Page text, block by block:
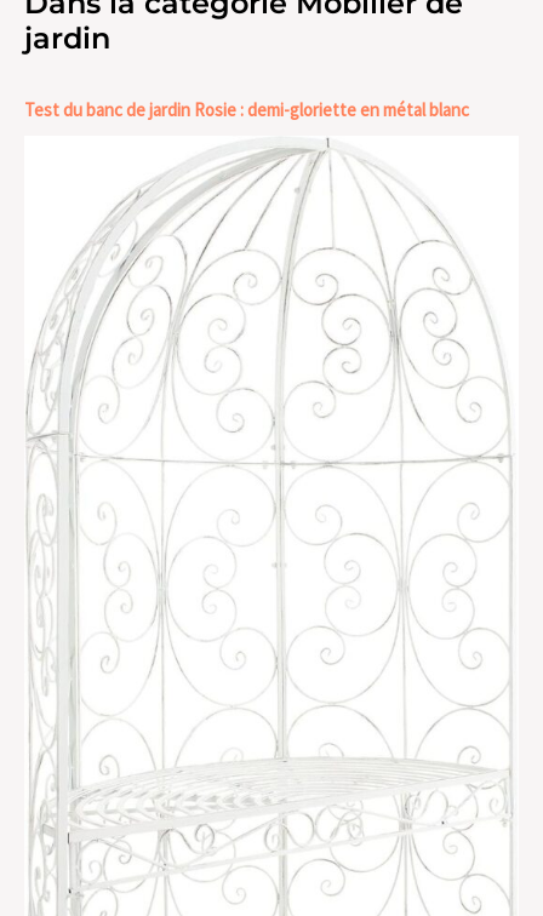
jardin
Test du banc de jardin Rosie : demi-gloriette en métal blanc